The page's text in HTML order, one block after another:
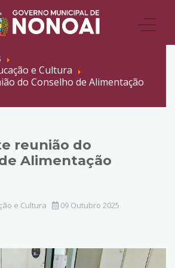
e Cultura
do Conselho de Alimentação
reunião do
Alimentação
e Cultura
09 Outubro 2025